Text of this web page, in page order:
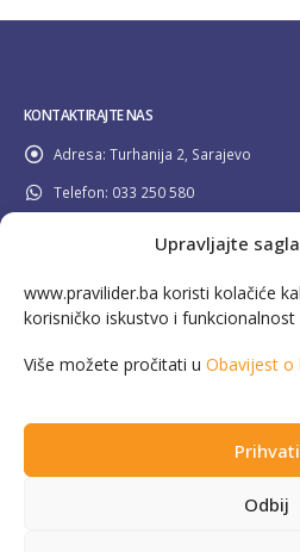
Upravljajte
www.pravilider.ba koristi kolačiće
korisničko iskustvo i funkcionalnost
Više možete pročitati u Obavijest o
Prihvati
Odbij
KONTAKTIRAJTE NAS
Adresa: Turhanija 2, Sarajevo
Telefon: 033 250 580
the framework of the EU4Energy Initiative.